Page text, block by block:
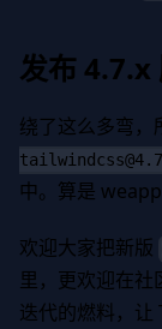
发布 4.7.x
绕了这么多弯，
中。算是
欢迎大家把新版
里，更欢迎在
迭代的燃料，让